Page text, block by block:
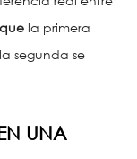
la primera
segunda se
UNA